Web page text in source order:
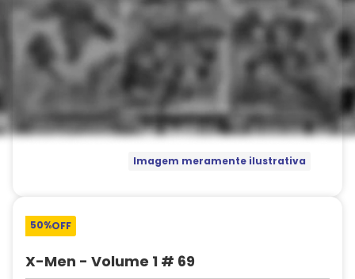
Imagem meramente ilustrativa
50%OFF
X-Men - Volume 1 # 69